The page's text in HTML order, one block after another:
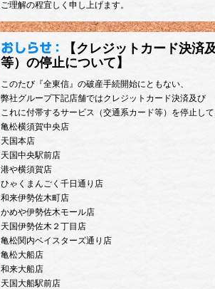
ご理解の程宜しく申し上げます。
【クレジットカード決済
等）の停止について】
このたび『全東信』の破産手続開始にともない、
弊社グループ下記店舗ではクレジットカード決済及び
これに付帯するサービス（交通系カード等）を停止して
亀松横須賀中央店
天国本店
天国中央駅前店
港や横須賀店
ひゃくまんごく千日通り店
和来伊勢佐木町店
かめや伊勢佐木モール店
天国伊勢佐木２丁目店
亀松関内ベイスターズ通り店
亀松大船店
和来大船店
天国大船駅前店